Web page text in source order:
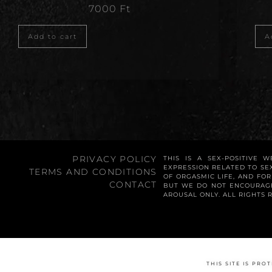
7000 Ft
Add to cart
PRIVACY POLICY
TERMS AND CONDITIONS
CONTACT
THIS IS A SEX-POSITIVE
EXPRESSION RELATED TO
OF ORGASMIC LIFE, AND
BUT WE DO NOT
AROUSAL ONLY. ALL RIGHTS
THIS SITE IS